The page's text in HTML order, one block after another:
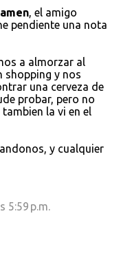
, el amigo
pendiente una nota
a almorzar al
shopping y nos
una cerveza de
probar, pero no
la vi en el
y cualquier
5:59 p.m.